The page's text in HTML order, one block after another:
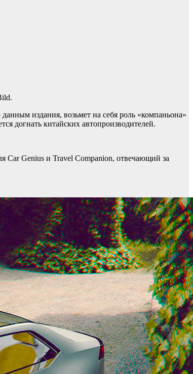
издания, возьмет на себя роль «компаньона»
догнать китайских автопроизводителей.
Car Genius и Travel Companion, отвечающий за